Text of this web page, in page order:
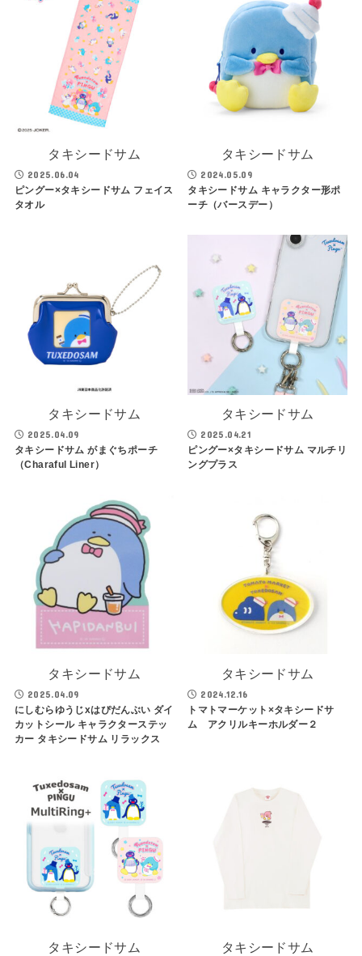
タキシードサム
2025.06.04
ピングー×タキシードサム フェイス
タオル
タキシードサム
2024.05.09
タキシードサム キャラクター形ポ
ーチ（バースデー）
タキシードサム
2025.04.09
タキシードサム がまぐちポーチ
（Charaful Liner）
タキシードサム
2025.04.21
ピングー×タキシードサム マルチリ
ングプラス
タキシードサム
2025.04.09
にしむらゆうじxはぴだんぶい ダイ
カットシール キャラクターステッ
カー タキシードサム リラックス
タキシードサム
2024.12.16
トマトマーケット×タキシードサ
ム アクリルキーホルダー２
タキシードサム タキシードサム